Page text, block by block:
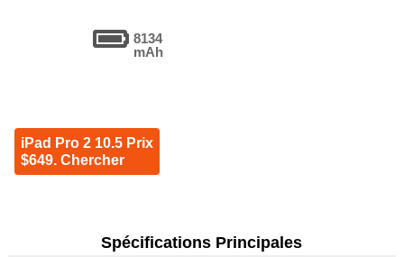
8134
mAh
iPad Pro 2 10.5 Prix
$649. Chercher
Spécifications Principales